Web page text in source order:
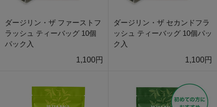
ダージリン・ザ ファーストフ
ラッシュ ティーバッグ 10個
パック入
1,100円
ダージリン・ザ セカンドフラ
ッシュ ティーバッグ 10個パッ
ク入
1,100円